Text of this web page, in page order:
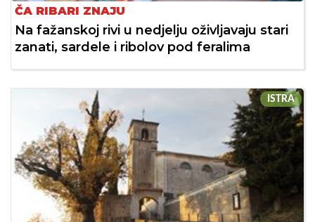
ČA RIBARI ZNAJU
Na fažanskoj rivi u nedjelju oživljavaju stari
zanati, sardele i ribolov pod feralima
ISTRA